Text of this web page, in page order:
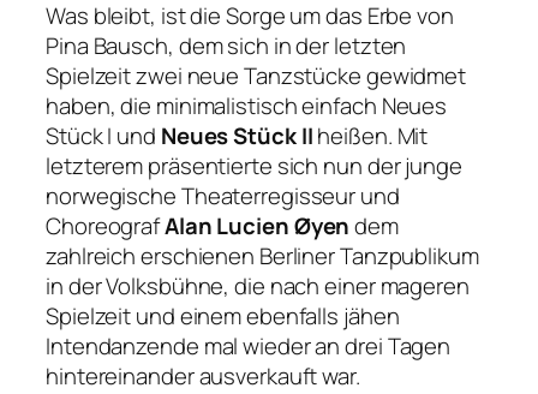
Was bleibt, ist die Sorge um das Erbe von
Pina Bausch, dem sich in der letzten
Spielzeit zwei neue Tanzstücke gewidmet
haben, die minimalistisch einfach Neues
Stück I und Neues Stück IIheißen. Mit
letzterem präsentierte sich nun der junge
norwegische Theaterregisseur und
ChoreografAlan Lucien Øyendem
zahlreich erschienen Berliner Tanzpublikum
in der Volksbühne, die nach einer mageren
Spielzeit und einem ebenfalls jähen
Intendanzende mal wieder an drei Tagen
hintereinander ausverkauft war.